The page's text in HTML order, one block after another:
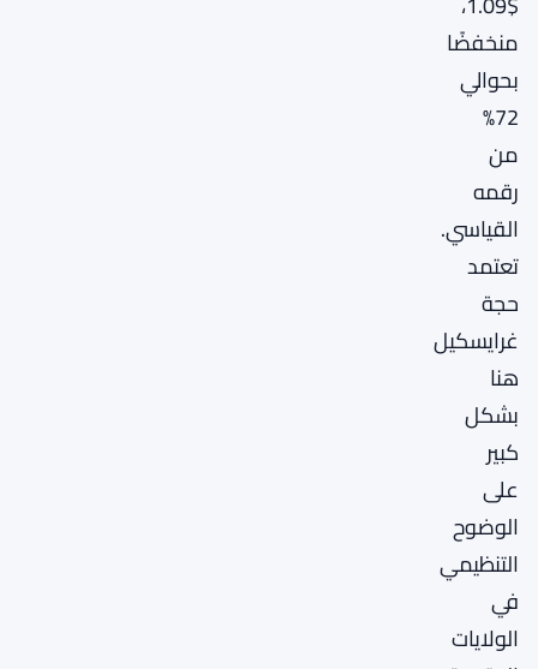
منخفضًا
بحوالي
72%
من
رقمه
القياسي.
تعتمد
حجة
غرايسكيل
هنا
بشكل
كبير
على
الوضوح
التنظيمي
في
الولايات